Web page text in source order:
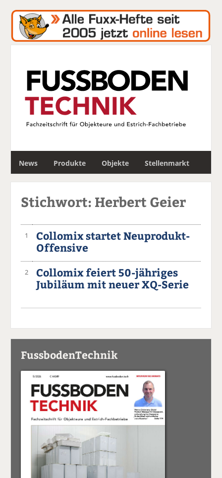
News Produkte Objekte Stellenmarkt
c
Stichwort: Herbert Geier
1
Collomix startet Neuprodukt-
Offensive
2
Collomix feiert 50-jähriges
Jubiläum mit neuer XQ-Serie
FussbodenTechnik